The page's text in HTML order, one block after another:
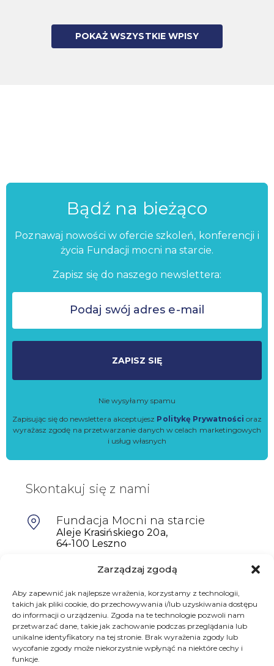
Zarządzaj zgodą
Aby zapewnić jak najlepsze wrażenia, korzystamy z technologii,
takich jak pliki cookie, do przechowywania i/lub uzyskiwania dostępu
do informacji o urządzeniu. Zgoda na te technologie pozwoli nam
przetwarzać dane, takie jak zachowanie podczas przeglądania lub
unikalne identyfikatory na tej stronie. Brak wyrażenia zgody lub
wycofanie zgody może niekorzystnie wpłynąć na niektóre cechy i
funkcje.
POKAŻ WSZYSTKIE WPISY
Bądź na bieżąco
Poznawaj nowości w ofercie szkoleń, konferencji i
życia Fundacji mocni na starcie.
Zapisz się do naszego newslettera:
ZAPISZ SIĘ
Nie wysyłamy spamu
Zapisując się do newslettera akceptujesz Politykę Prywatności oraz
wyrażasz zgodę na przetwarzanie danych w celach marketingowych
i usług własnych
Skontakuj się z nami
Fundacja Mocni na starcie
Aleje Krasińskiego 20a,
64-100 Leszno
601698402
biuro@mocninastarcie.pl